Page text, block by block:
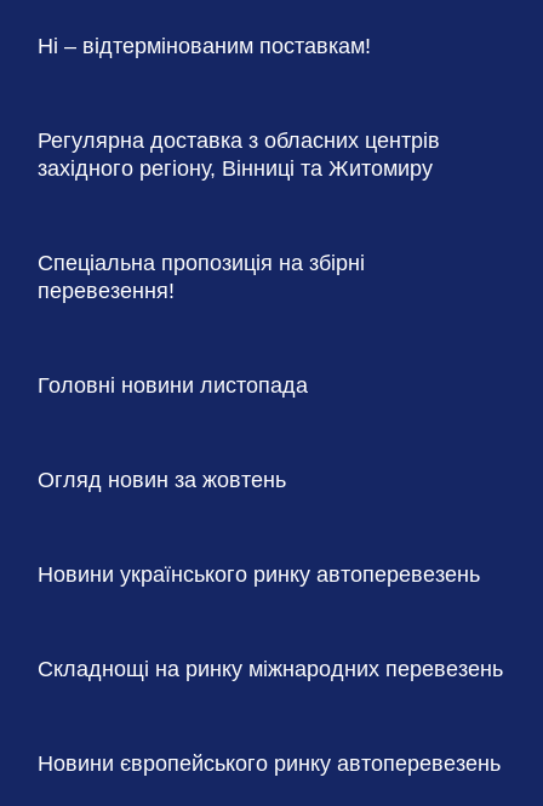
Ні – відтермінованим поставкам!
Регулярна доставка з обласних центрів
західного регіону, Вінниці та Житомиру
Спеціальна пропозиція на збірні
перевезення!
Головні новини листопада
Огляд новин за жовтень
Новини українського ринку автоперевезень
Складнощі на ринку міжнародних перевезень
Новини європейського ринку автоперевезень